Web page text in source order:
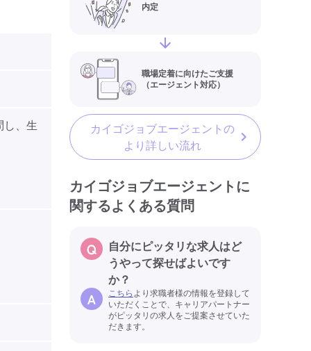
し、生
内定
職場定着に向けたご支援
（エージェント対応）
カイゴジョブエージェントの
より詳しい流れ
カイゴジョブエージェントに
関するよくある質問
自分にピッタリな求人はど
うやって探せばよいです
か？
こちらより求職者様の情報を登録して
いただくことで、キャリアパートナー
がピッタリの求人をご提案させていた
だきます。